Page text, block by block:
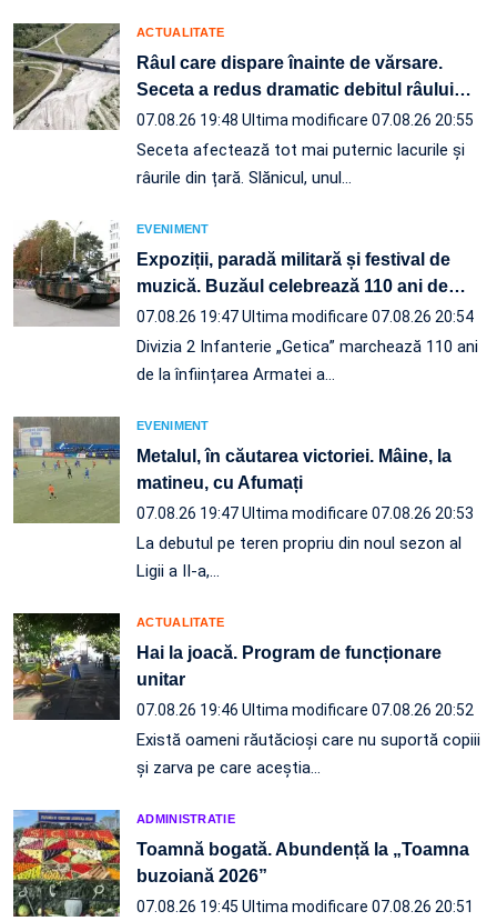
ACTUALITATE
Râul care dispare înainte de vărsare.
Seceta a redus dramatic debitul râului…
07.08.26 19:48 Ultima modificare 07.08.26 20:55
Seceta afectează tot mai puternic lacurile și
râurile din țară. Slănicul, unul…
EVENIMENT
Expoziții, paradă militară și festival de
muzică. Buzăul celebrează 110 ani de…
07.08.26 19:47Ultima modificare 07.08.26 20:54
Divizia 2 Infanterie „Getica” marchează 110 ani
de la înființarea Armatei a…
EVENIMENT
Metalul, în căutarea victoriei. Mâine, la
matineu, cu Afumați
07.08.26 19:47Ultima modificare 07.08.26 20:53
La debutul pe teren propriu din noul sezon al
Ligii a II-a,…
ACTUALITATE
Hai la joacă. Program de funcționare
unitar
07.08.26 19:46 Ultima modificare 07.08.26 20:52
Există oameni răutăcioși care nu suportă copiii
și zarva pe care aceștia…
ADMINISTRATIE
Toamnă bogată. Abundență la „Toamna
buzoiană 2026”
07.08.26 19:45 Ultima modificare 07.08.26 20:51